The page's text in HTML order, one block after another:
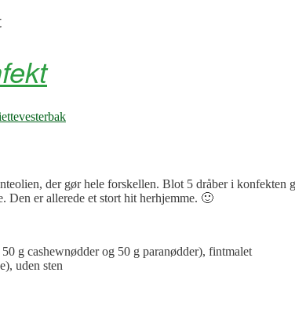
der gør hele forskellen. Blot 5 dråber i
Den er allerede et stort hit herhjemme. 🙂
g cashewnødder og 50 g paranødder), fintmalet
uden sten